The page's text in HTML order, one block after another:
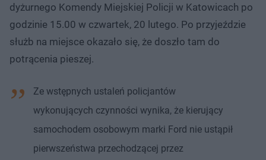
dyżurnego Komendy Miejskiej Policji w Katowicach po
godzinie 15.00 w czwartek, 20 lutego. Po przyjeździe
służb na miejsce okazało się, że doszło tam do
potrącenia pieszej.
Ze wstępnych ustaleń policjantów
wykonujących czynności wynika, że kierujący
samochodem osobowym marki Ford nie ustąpił
pierwszeństwa przechodzącej przez